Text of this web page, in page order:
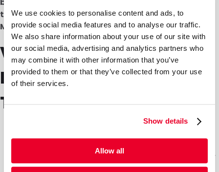
We use cookies to personalise content and ads, to
provide social media features and to analyse our traffic.
We also share information about your use of our site with
our social media, advertising and analytics partners who
may combine it with other information that you’ve
provided to them or that they’ve collected from your use
of their services.
Show details
Allow all
telefonisch unter 00 49 208 309 778 70 oder per E-
Mail an info@daklapack.de.
Vorteile bedruckter
Non-Woven-
Tragetaschen
kostengünstige Option für Ihr Marketing.
Kein Ausfransen: Ihr Aufdruck bleibt länger erhalten,
was für ein professionelles Erscheinungsbild sorgt.